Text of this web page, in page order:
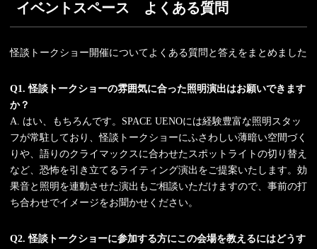
イベントスペース よくある質問
怪談トークショー開催についてよくある質問と答えをまとめました
Q1. 怪談トークショーの雰囲気に合った照明演出はお願いできます
か？
A. はい、もちろんです。SPACE UENOには経験豊富な照明スタッ
フが常駐しており、怪談トークショーにふさわしい薄暗い空間づく
りや、語りのクライマックスに合わせたスポットライトの切り替え
など、恐怖を引き立てるライティング演出をご提案いたします。効
果音と照明を連動させた演出もご相談いただけますので、事前の打
ち合わせでイメージをお聞かせください。
Q2.怪談トークショーに参加する方にこの会場を教えるにはどうす